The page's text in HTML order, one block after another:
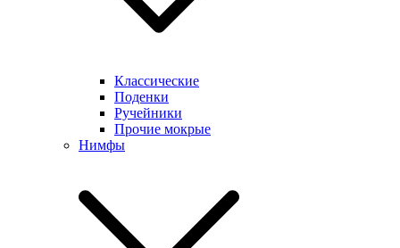
Классические
Поденки
Ручейники
Прочие мокрые
Нимфы